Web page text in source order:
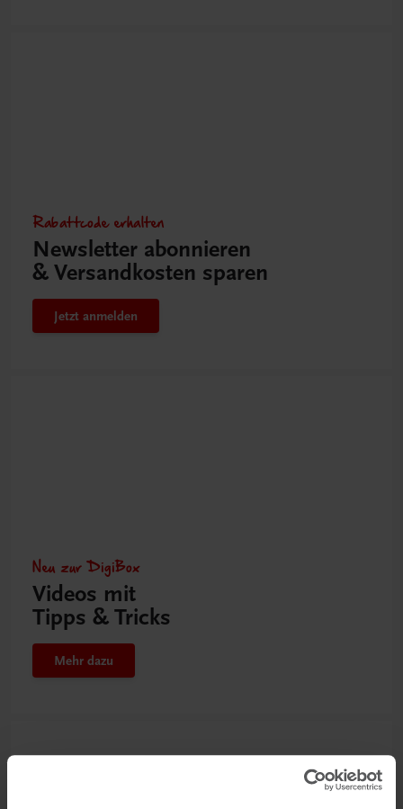
Rabattcode erhalten
Newsletter abonnieren
& Versandkosten sparen
Jetzt anmelden
Neu zur DigiBox
Videos mit
Tipps & Tricks
Mehr dazu